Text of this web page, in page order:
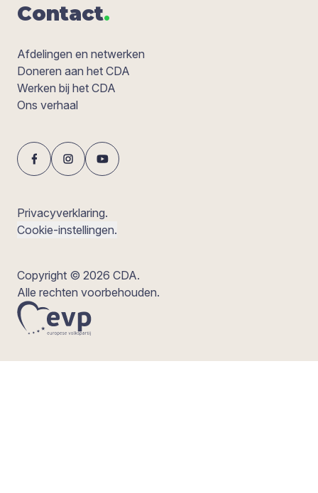
Con­tact.
Afdelingen en netwerken
Doneren aan het CDA
Werken bij het CDA
Ons verhaal
Privacyverklaring.
Cookie-instellingen.
Copyright © 2026 CDA.
Alle rechten voorbehouden.